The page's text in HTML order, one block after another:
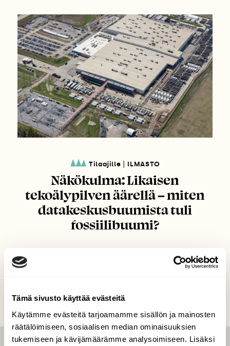
Tämä sivusto käyttää evästeitä
Käytämme evästeitä tarjoamamme sisällön ja mainosten
räätälöimiseen, sosiaalisen median ominaisuuksien
tukemiseen ja kävijämäärämme analysoimiseen. Lisäksi
Tilaajille ILMASTO
Näkökulma: Likaisen
tekoälypilven äärellä – miten
datakeskusbuumista tuli
fossiilibuumi?